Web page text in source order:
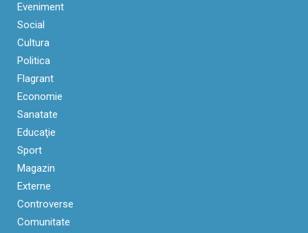
Eveniment
Social
Cultura
Politica
Flagrant
Economie
Sanatate
Educaţie
Sport
Magazin
Externe
Controverse
Comunitate